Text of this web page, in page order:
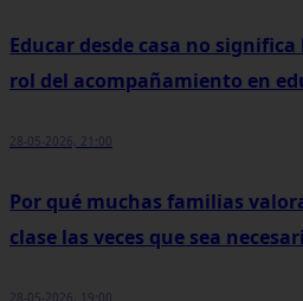
Educar desde casa no
rol del acompañamiento en
28-05-2026, 21:00
Por qué muchas familias
clase las veces que sea